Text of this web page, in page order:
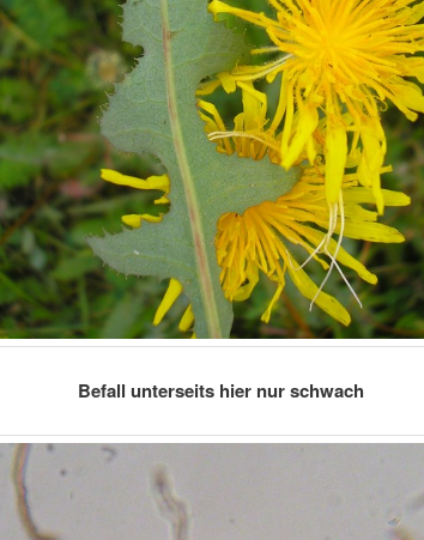
Befall unterseits hier nur schwach